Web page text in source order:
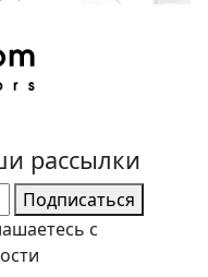
рассылки
Подписаться
с